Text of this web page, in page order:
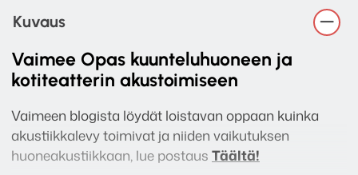
Kuvaus
Vaimee Opas kuunteluhuoneen ja
kotiteatterin akustoimiseen
Vaimeen blogista löydät loistavan oppaan kuinka
akustiikkalevy toimivat ja niiden vaikutuksen
huoneakustiikkaan, lue postaus Täältä!